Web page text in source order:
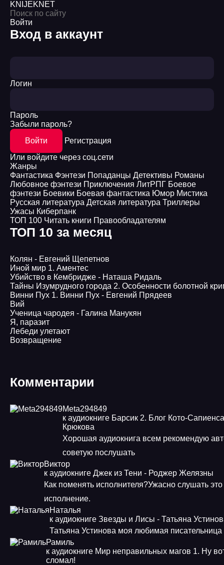
KNIJEKNET
Войти
Вход в аккаунт
Логин
Пароль
Забыли пароль?
Войти
Регистрация
Или войдите через соц.сети
Жанры
Фантастика Фэнтези Попаданцы Детективы Романы
Любовное фэнтези Приключения ЛитРПГ Боевое
фэнтези Боевики Боевая фантастика Юмор Мистика
Русская литература Детская литература Триллеры
Ужасы Киберпанк
ТОП 100 Читать книги Правообладателям
ТОП 10 за месяц
Колян - Евгений Щепетнов
Иной мир 1. Аментес
Убийство в Кембридже - Наташа Ридаль
Тайны Изумрудного города 2. Особенности болотной
Винни Пух 1. Винни Пух - Евгений Прядеев
Вий
Ученица чародея - Галина Манукян
Я, паразит
Лебеди улетают
Возвращение
Комментарии
Meta294849
к аудиокниге Барсик 2. Блог Кото-
Крюкова
Хорошая аудиокнига всем рекомендую
советую послушать
Виктор
к аудиокниге Джек из Тени - Роджер Желязны
Как поменять исполнителя?Ужасно слушать это
исполнение.
Наталья
к аудиокниге Звезды и Лисы - Татьяна
Татьяна Устинова моя любимая писательница
Рамиль
к аудиокниге Мир неправильных магов 1. Ну
сломал!